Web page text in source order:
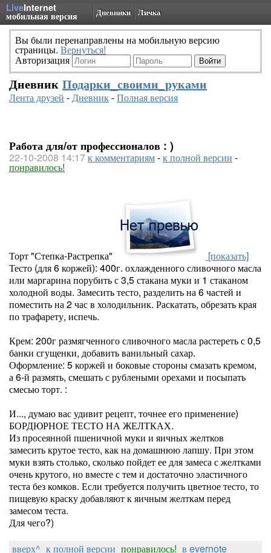
LiveInternet
мобильная версия Дневники Личка
Вы были перенаправлены на мобильную версию
страницы. Вернуться!
Авторизация
Дневник Подарки_своими_руками
Лента друзей -Дневник-Полная версия
Работа для/от профессионалов : )
22-10-2008 14:17к комментариям-к полной версии -
понравилось!
Торт "Степка-Растрепка"
[показать]
Тесто (для 6 коржей): 400г. охлажденного сливочного масла
или маргарина порубить с 3,5 стакана муки и 1 стаканом
холодной воды. Замесить тесто, разделить на 6 частей и
поместить на 2 час в холодильник. Раскатать, обрезать края
по трафарету, испечь.
Крем: 200г размягченного сливочного масла растереть с 0,5
банки сгущенки, добавить ванильный сахар.
Оформление: 5 коржей и боковые стороны смазать кремом,
а 6-й размять, смешать с рублеными орехами и посыпать
смесью торт. :
И..., думаю вас удивит рецепт, точнее его применение)
БОРДЮРНОЕ ТЕСТО НА ЖЕЛТКАХ.
Из просеянной пшеничной муки и яичных желтков
замесить крутое тесто, как на домашнюю лапшу. При этом
муки взять столько, сколько пойдет ее для замеса с желтками
очень крутого, но вместе с тем и достаточно эластичного
теста без комков. Если требуется получить цветное тесто, то
пищевую краску добавляют к яичным желткам перед
замесом теста.
Для чего?)
вверх^ к полной версии понравилось! в evernote